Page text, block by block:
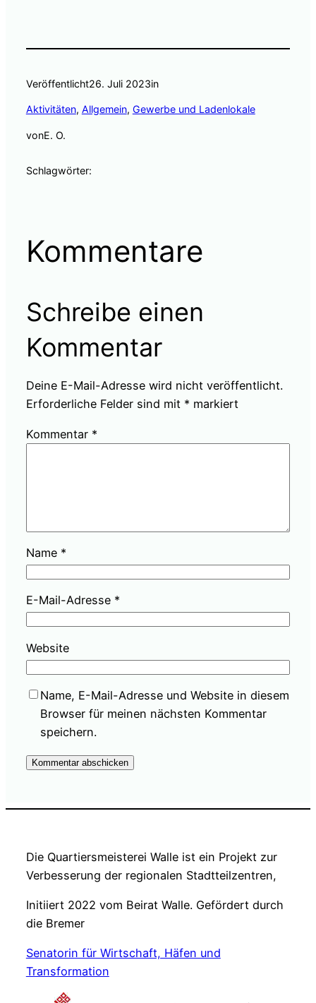
Veröffentlicht26. Juli 2023in
Aktivitäten, Allgemein, Gewerbe und Ladenlokale
vonE. O.
Schlagwörter:
Kommentare
Schreibe einen
Kommentar
Deine E-Mail-Adresse wird nicht veröffentlicht.
Erforderliche Felder sind mit * markiert
Kommentar *
Name *
E-Mail-Adresse *
Website
Name, E-Mail-Adresse und Website in diesem
Browser für meinen nächsten Kommentar
speichern.
Die Quartiersmeisterei Walle ist ein Projekt zur
Verbesserung der regionalen Stadtteilzentren,
Initiiert 2022 vom Beirat Walle. Gefördert durch
die Bremer
Senatorin für Wirtschaft, Häfen und
Transformation